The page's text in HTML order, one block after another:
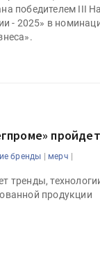
победителем III
- 2025» в
бренды | мерч |
тренды,
продукции